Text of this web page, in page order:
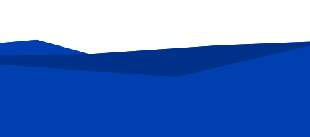
ունեցած բոլոր գործիքները, որ այդ
հարցը հասցնի ճիշտ